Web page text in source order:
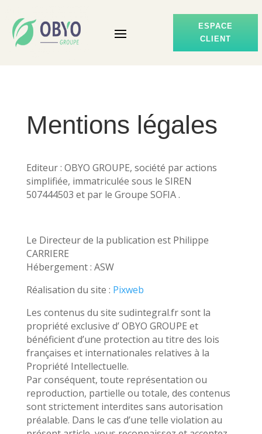
ESPACE
CLIENT
Mentions légales
Editeur : OBYO GROUPE, société par actions
simplifiée, immatriculée sous le SIREN
507444503 et par le Groupe SOFIA .
Le Directeur de la publication est Philippe
CARRIERE
Hébergement : ASW
Réalisation du site : Pixweb
Les contenus du site sudintegral.fr sont la
propriété exclusive d’ OBYO GROUPE et
bénéficient d’une protection au titre des lois
françaises et internationales relatives à la
Propriété Intellectuelle.
Par conséquent, toute représentation ou
reproduction, partielle ou totale, des contenus
sont strictement interdites sans autorisation
préalable. Dans le cas d’une telle violation au